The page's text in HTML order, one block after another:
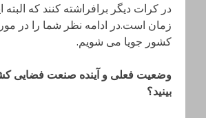
در کرات دیگر برافراشته کنند که البته
زمان است.در ادامه نظر شما را در
کشور جویا می شویم.
وضعیت فعلی و آینده صنعت فضایی
بینید؟